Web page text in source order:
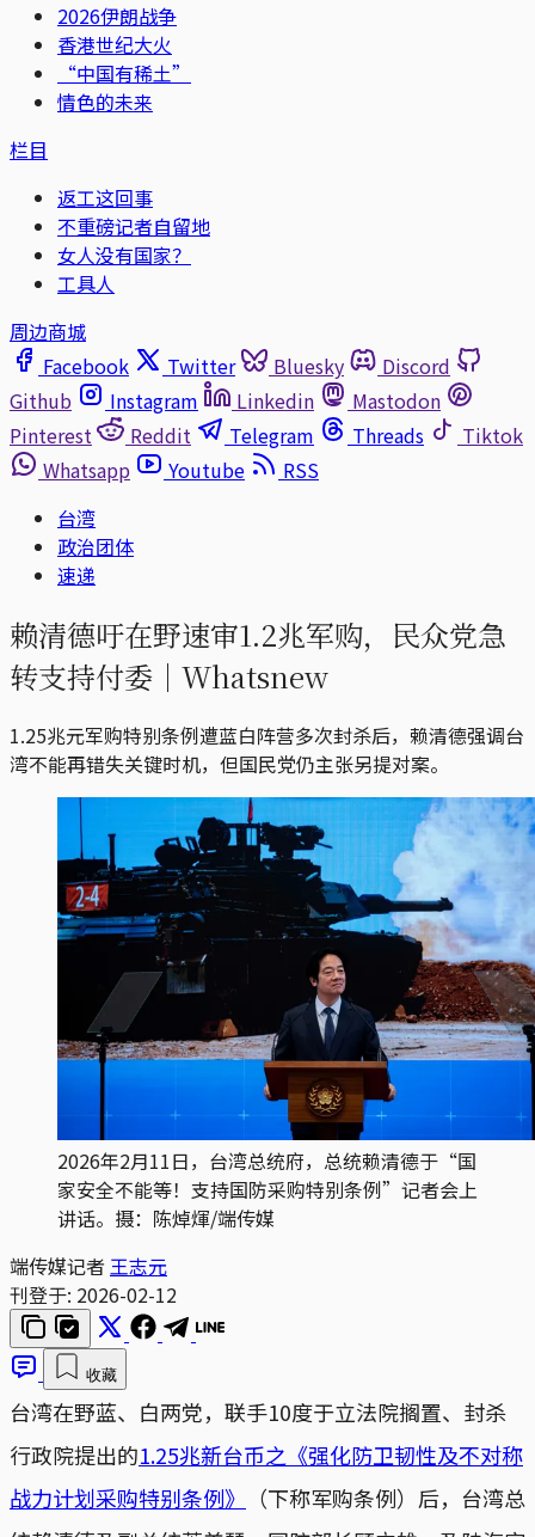
2026伊朗战争
香港世纪大火
“中国有稀土”
情色的未来
栏目
返工这回事
不重磅记者自留地
女人没有国家？
工具人
周边商城
Facebook
Twitter Bluesky
Discord
Github
Instagram Linkedin
Mastodon
Pinterest
Reddit Telegram Threads
Tiktok
Whatsapp
Youtube
RSS
台湾
政治团体
速递
赖清德吁在野速审1.2兆军购，民众党急
转支持付委｜Whatsnew
1.25兆元军购特别条例遭蓝白阵营多次封杀后，赖清德强调台
湾不能再错失关键时机，但国民党仍主张另提对案。
2026年2月11日，台湾总统府，总统赖清德于“国
家安全不能等！支持国防采购特别条例”记者会上
讲话。摄：陈焯煇/端传媒
端传媒记者 王志元
刊登于: 2026-02-12
收藏
台湾在野蓝、白两党，联手10度于立法院搁置、封杀
行政院提出的1.25兆新台币之《强化防卫韧性及不对称
战力计划采购特别条例》
（下称军购条例）后，台湾总